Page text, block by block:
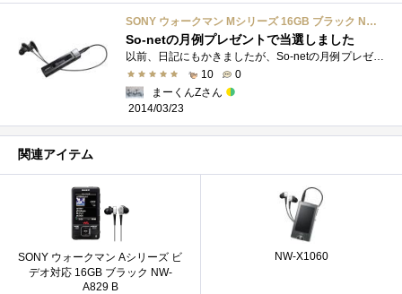
SONY ウォークマン Mシリーズ 16GB ブラック NW-M505/B
So-netの月例プレゼントで当選しました
以前、日記にもかきましたが、So-netの月例プレゼント応募で当選しました。 とどいたので早速使ってみました。 USBでPCと接続すると、WALKMANがリ�...
10
0
まーくんZさん
2014/03/23
関連アイテム
SONY ウォークマン Aシリーズ ビ
デオ対応 16GB ブラック NW-
A829 B
NW-X1060